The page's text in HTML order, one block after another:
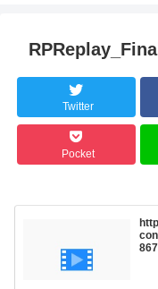
Twitter
Pocket